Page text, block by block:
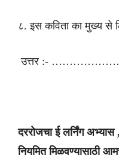
८. इस कविता का मुख्य से
उत्तर :-
दररोजचा ई लर्निंग अभ्यास
नियमित मिळवण्यासाठी